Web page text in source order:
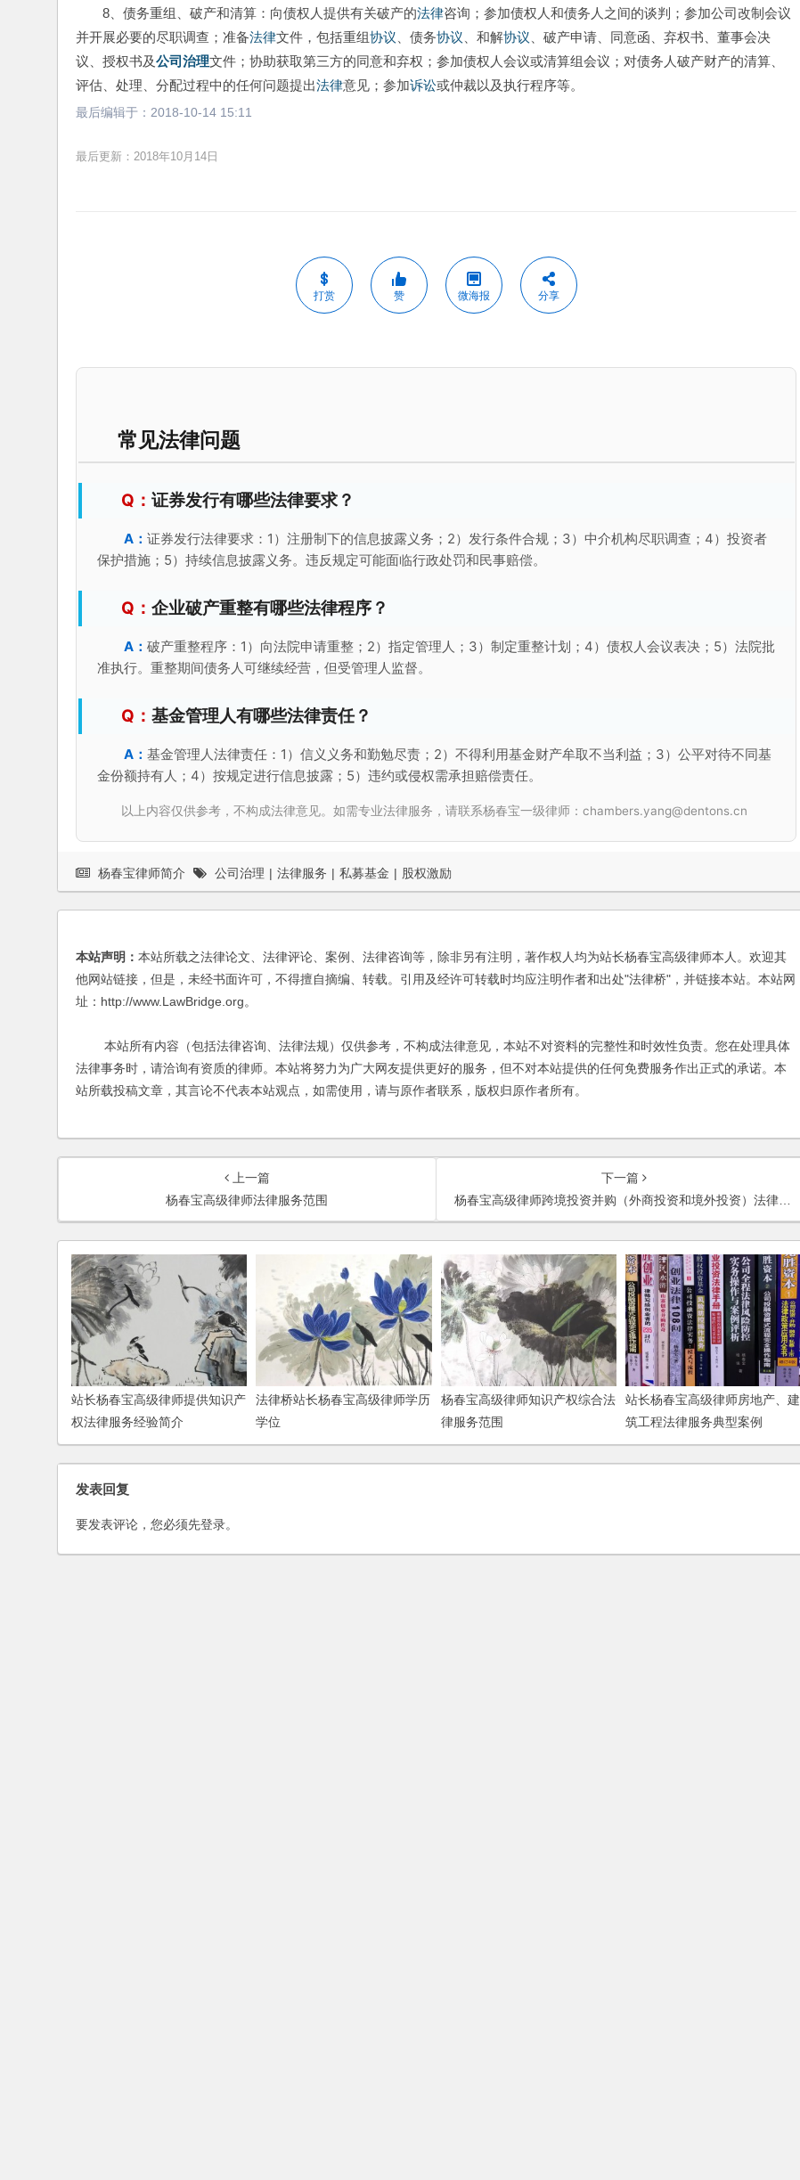
8、债务重组、破产和清算：向债权人提供有关破产的法律咨询；参加债权人和债务人之间的谈判；参加公司改制会议
并开展必要的尽职调查；准备法律文件，包括重组协议 、债务协议 、和解协议 、破产申请、同意函、弃权书、董事会决
议、授权书及公司治理文件；协助获取第三方的同意和弃权；参加债权人会议或清算组会议；对债务人破产财产的清算、
评估、处理、分配过程中的任何问题提出法律意见；参加诉讼或仲裁以及执行程序等。
最后编辑于： 2018-10-14 15:11
最后更新：2018年10月14日
打赏 赞 微海报 分享
常见法律问题
证券发行有哪些法律要求？
证券发行法律要求：1）注册制下的信息披露义务；2）发行条件合规；3）中介机构尽职调查；4）投资者
保护措施；5）持续信息披露义务。违反规定可能面临行政处罚和民事赔偿。
企业破产重整有哪些法律程序？
破产重整程序：1）向法院申请重整；2）指定管理人；3）制定重整计划；4）债权人会议表决；5）法院批
准执行。重整期间债务人可继续经营，但受管理人监督。
基金管理人有哪些法律责任？
基金管理人法律责任：1）信义义务和勤勉尽责；2）不得利用基金财产牟取不当利益；3）公平对待不同基
金份额持有人；4）按规定进行信息披露；5）违约或侵权需承担赔偿责任。
以上内容仅供参考，不构成法律意见。如需专业法律服务，请联系杨春宝一级律师：chambers.yang@dentons.cn
杨春宝律师简介 公司治理 | 法律服务 | 私募基金 | 股权激励
本站声明： 本站所载之法律论文、法律评论、案例、法律咨询等，除非另有注明，著作权人均为站长杨春宝高级律师本人。欢迎其
他网站链接，但是，未经书面许可，不得擅自摘编、转载。引用及经许可转载时均应注明作者和出处"法律桥"，并链接本站。本站网
址：http://www.LawBridge.org。
本站所有内容（包括法律咨询、法律法规）仅供参考，不构成法律意见，本站不对资料的完整性和时效性负责。您在处理具体
法律事务时，请洽询有资质的律师。本站将努力为广大网友提供更好的服务，但不对本站提供的任何免费服务作出正式的承诺。本
站所载投稿文章，其言论不代表本站观点，如需使用，请与原作者联系，版权归原作者所有。
上一篇
杨春宝高级律师法律服务范围
下一篇
杨春宝高级律师跨境投资并购（外商投资和境外投资）法律服务范围
站长杨春宝高级律师提供知识产
权法律服务经验简介
法律桥站长杨春宝高级律师学历
学位
杨春宝高级律师知识产权综合法
律服务范围
站长杨春宝高级律师房地产、建
筑工程法律服务典型案例
发表回复
要发表评论，您必须先登录。